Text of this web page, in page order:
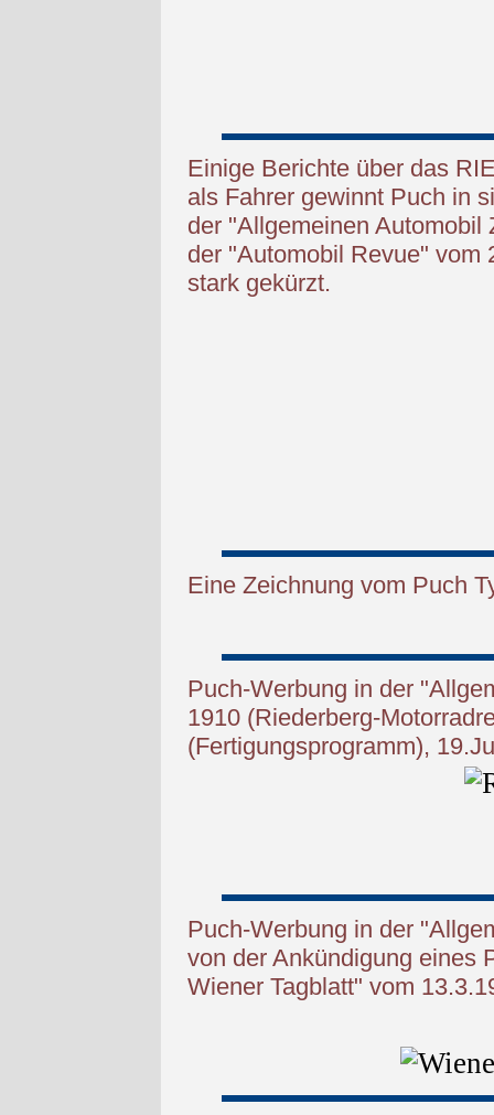
Einige Berichte über das
als Fahrer gewinnt Puch in
der "Allgemeinen Automobil
der "Automobil Revue" vom
stark gekürzt.
Eine Zeichnung vom Puch
Puch-Werbung in der
1910 (Riederberg-
(Fertigungsprogramm),
Puch-Werbung in der
von der Ankündigung eines
Wiener Tagblatt" vom